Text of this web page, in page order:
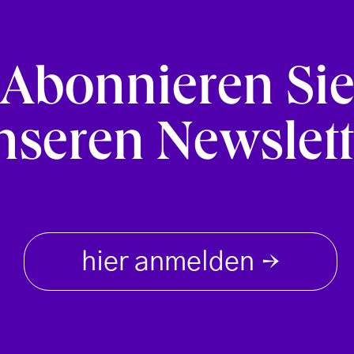
Abonnieren Sie
hier anmelden →